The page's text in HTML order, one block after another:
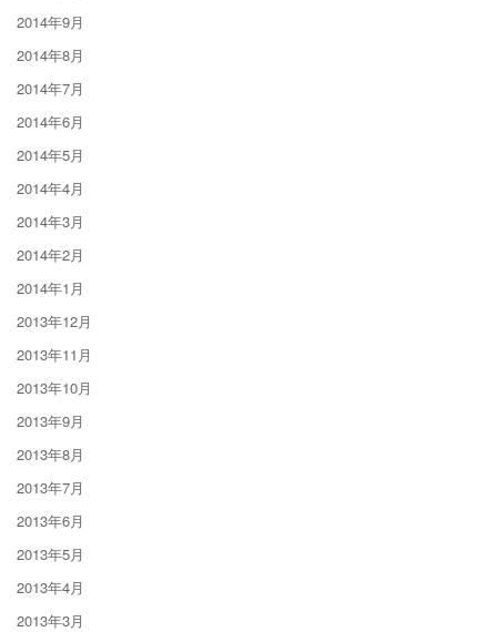
2014年9月
2014年8月
2014年7月
2014年6月
2014年5月
2014年4月
2014年3月
2014年2月
2014年1月
2013年12月
2013年11月
2013年10月
2013年9月
2013年8月
2013年7月
2013年6月
2013年5月
2013年4月
2013年3月